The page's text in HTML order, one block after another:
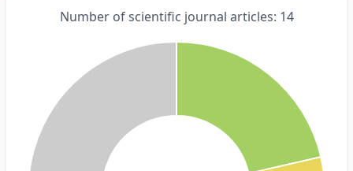
Number of scientific journal articles: 14